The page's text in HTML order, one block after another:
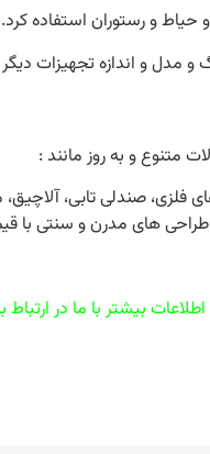
حیاط و رستوران استفاده کرد.
و مدل و اندازه تجهیزات
متنوع و به روز مانند :
های فلزی، صندلی تابی،
های مدرن و سنتی با
اطلاعات بیشتر با ما در ارتباط